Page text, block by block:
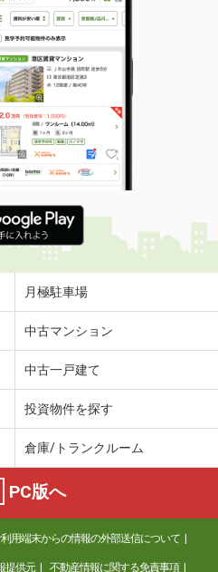
月極駐車場
中古マンション
中古一戸建て
投資物件を探す
倉庫/トランクルーム
PC版へ
用端末からの情報の外部送信について
提供元 不動産情報に関する免責事項